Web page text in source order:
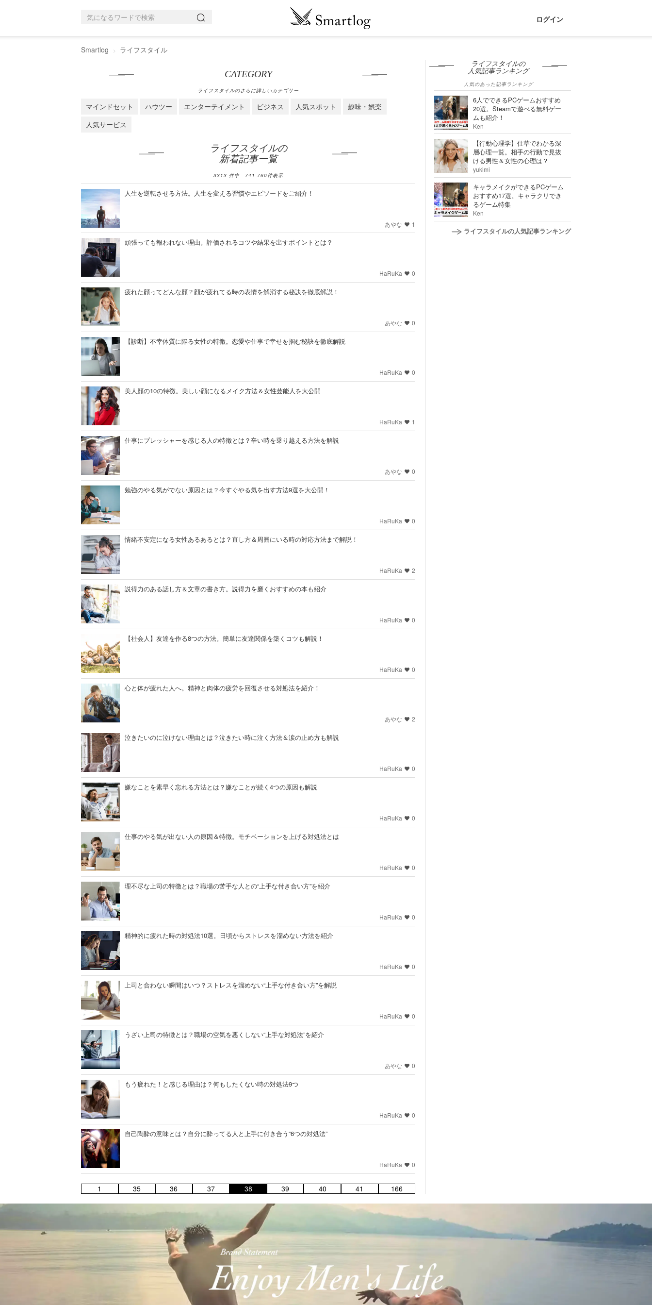
ログイン
Smartlog ライフスタイル
CATEGORY
ライフスタイルのさらに詳しいカテゴリー
マインドセット ハウツー エンターテイメント ビジネス 人気スポット
趣味・娯楽
人気サービス
ライフスタイルの
新着記事一覧
3313 件中 741-760件表示
人生を逆転させる方法。人生を変える習慣やエピソードをご紹介！
あやな 1
頑張っても報われない理由。評価されるコツや結果を出すポイントとは？
HaRuKa 0
疲れた顔ってどんな顔？顔が疲れてる時の表情を解消する秘訣を徹底解説！
あやな 0
【診断】不幸体質に陥る女性の特徴。恋愛や仕事で幸せを掴む秘訣を徹底解説
HaRuKa 0
美人顔の10の特徴。美しい顔になるメイク方法＆女性芸能人を大公開
HaRuKa 1
仕事にプレッシャーを感じる人の特徴とは？辛い時を乗り越える方法を解説
あやな 0
勉強のやる気がでない原因とは？今すぐやる気を出す方法9選を大公開！
HaRuKa 0
情緒不安定になる女性あるあるとは？直し方＆周囲にいる時の対応方法まで解説！
HaRuKa 2
説得力のある話し方＆文章の書き方。説得力を磨くおすすめの本も紹介
HaRuKa 0
【社会人】友達を作る8つの方法。簡単に友達関係を築くコツも解説！
HaRuKa 0
心と体が疲れた人へ。精神と肉体の疲労を回復させる対処法を紹介！
あやな 2
泣きたいのに泣けない理由とは？泣きたい時に泣く方法＆涙の止め方も解説
HaRuKa 0
嫌なことを素早く忘れる方法とは？嫌なことが続く4つの原因も解説
HaRuKa 0
仕事のやる気が出ない人の原因＆特徴。モチベーションを上げる対処法とは
HaRuKa 0
理不尽な上司の特徴とは？職場の苦手な人との“上手な付き合い方”を紹介
HaRuKa 0
精神的に疲れた時の対処法10選。日頃からストレスを溜めない方法を紹介
HaRuKa 0
上司と合わない瞬間はいつ？ストレスを溜めない“上手な付き合い方”を解説
HaRuKa 0
うざい上司の特徴とは？職場の空気を悪くしない“上手な対処法”を紹介
あやな 0
もう疲れた！と感じる理由は？何もしたくない時の対処法9つ
HaRuKa 0
自己陶酔の意味とは？自分に酔ってる人と上手に付き合う“6つの対処法”
HaRuKa 0
1 35 36 37 38 39 40 41 166
ライフスタイルの
人気記事ランキング
人気のあった記事ランキング
6人でできるPCゲームおすすめ
20選。Steamで遊べる無料ゲー
ムも紹介！
Ken
【行動心理学】仕草でわかる深
層心理一覧。相手の行動で見抜
ける男性＆女性の心理は？
yukimi
キャラメイクができるPCゲーム
おすすめ17選。キャラクリでき
るゲーム特集
Ken
ライフスタイルの人気記事ランキング